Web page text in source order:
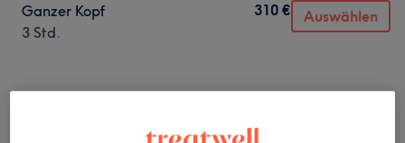
Ganzer Kopf
3 Std.
310 € Auswählen
Nicht gefunden wonach du gesucht hast?